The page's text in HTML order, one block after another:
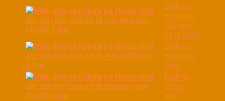
Dịch vụ
cầu nâng
cắt kéo
nâng bánh
Dịch vụ
cầu nâng
4 trụ
Dịch vụ
phòng
sơn